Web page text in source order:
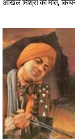
अखिल मिश्रा की मौत,